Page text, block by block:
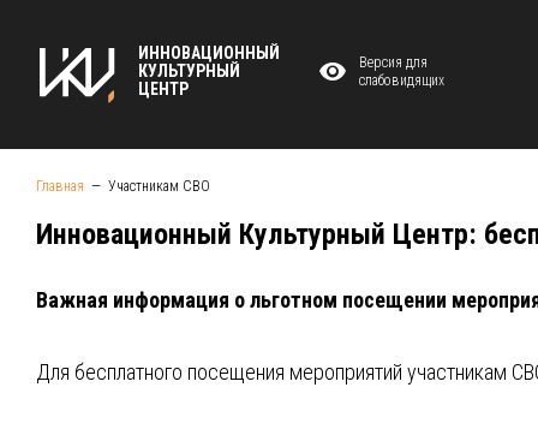
ИННОВАЦИОННЫЙ
КУЛЬТУРНЫЙ
ЦЕНТР
Версия для
слабовидящих
Главная Участникам СВО
Инновационный Культурный Центр:
Важная информация о льготном посещении
Для бесплатного посещения мероприятий участникам